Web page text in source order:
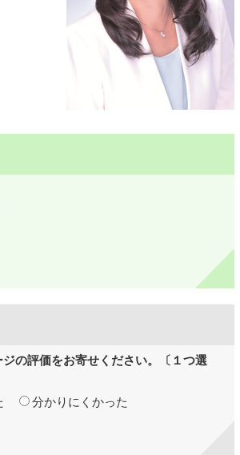
の評価をお寄せください。〔１つ選
分かりにくかった